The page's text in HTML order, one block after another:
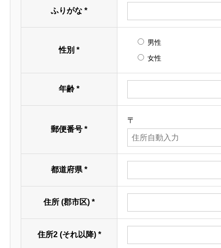
◆基本給（月給
●エリア総合職
●一般職（短大
●一般職（高卒
※諸手当を別途
●エリア総合職
●一般職（短大
●一般職（高卒
-注意事項-
＜エリア総合職
・将来の管理職
ふりがな *
性別 *
男性
女性
年齢 *
郵便番号 *
〒
都道府県 *
住所 (郡市区) *
住所2 (それ以降) *